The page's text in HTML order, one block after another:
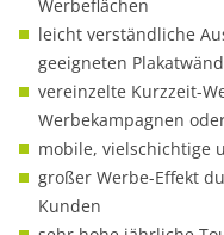
Werbeflächen
leicht verständliche
geeigneten
vereinzelte Kurzzeit-
Werbekampagnen
mobile, vielschichtige
großer Werbe-Effekt
Kunden